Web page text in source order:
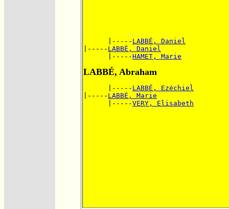
      |-----
LABBÉ, Daniel
|----- LABBÉ, Daniel
      |-----
HAMET, Marie
LABBÉ, Abraham
      |-----
LABBÉ, Ezéchiel
|----- LABBÉ, Marie
      |-----
VERY, Elisabeth